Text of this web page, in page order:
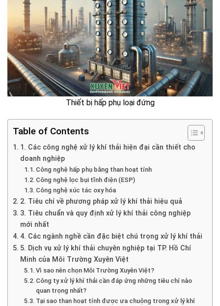
Thiết bị hấp phụ loại đứng
Table of Contents
1. Các công nghệ xử lý khí thải hiện đại cần thiết cho
doanh nghiệp
Công nghệ hấp phụ bằng than hoạt tính
Công nghệ lọc bụi tĩnh điện (ESP)
Công nghệ xúc tác oxy hóa
2. Tiêu chí về phương pháp xử lý khí thải hiệu quả
3. Tiêu chuẩn và quy định xử lý khí thải công nghiệp
mới nhất
4. Các ngành nghề cần đặc biệt chú trọng xử lý khí thải
5. Dịch vụ xử lý khí thải chuyên nghiệp tại TP. Hồ Chí
Minh của Môi Trường Xuyên Việt
Vì sao nên chọn Môi Trường Xuyên Việt?
Công ty xử lý khí thải cần đáp ứng những tiêu chí nào
quan trọng nhất?
Tại sao than hoạt tính được ưa chuộng trong xử lý khí